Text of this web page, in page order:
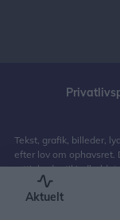
Tekst, grafik, billeder,
efter lov om ophavsret.
rettigheder til
henblik på tekst- og
direktivets artikel 4.
Aktuelt